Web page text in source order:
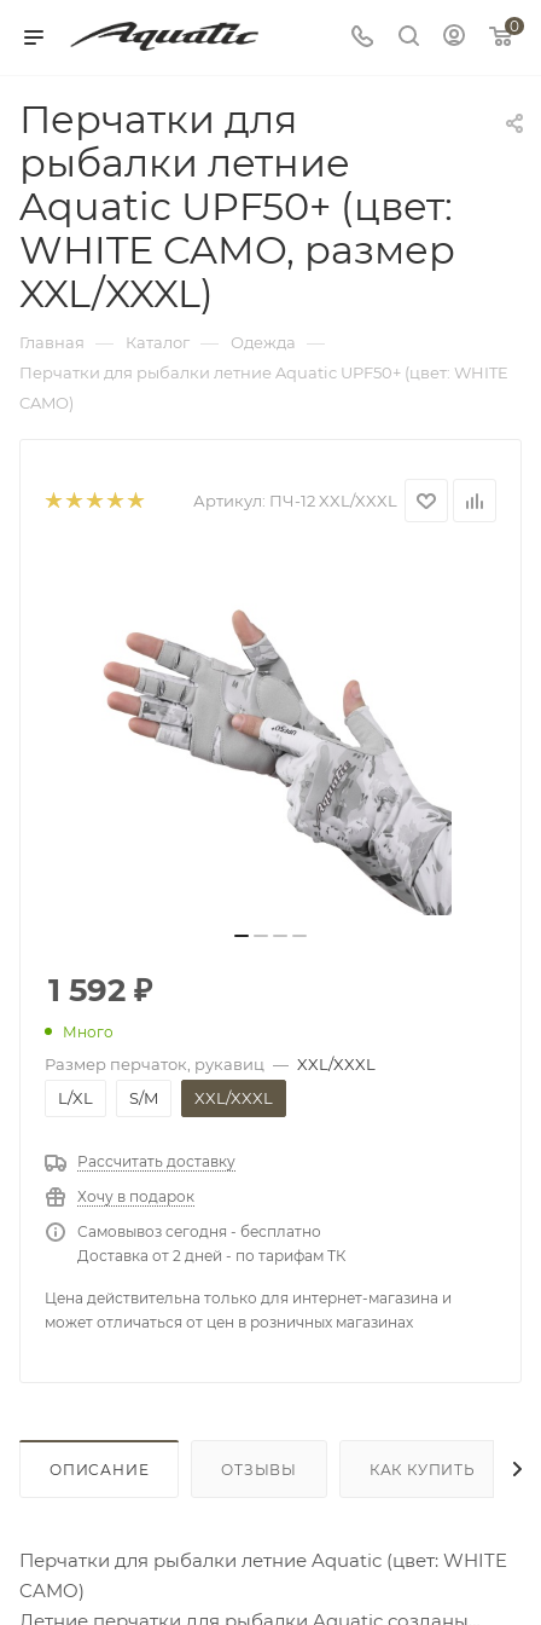
0
Перчатки для
рыбалки летние
Aquatic UPF50+ (цвет:
WHITE CAMO, размер
XXL/XXXL)
Главная — Каталог — Одежда —
Перчатки для рыбалки летние Aquatic UPF50+ (цвет: WHITE
CAMO)
Артикул: ПЧ-12 XXL/XXXL
1 592 ₽
Много
Размер перчаток, рукавиц — XXL/XXXL
L/XL
S/M XXL/XXXL
Рассчитать доставку
Хочу в подарок
Самовывоз сегодня - бесплатно
Доставка от 2 дней - по тарифам ТК
Цена действительна только для интернет-магазина и
может отличаться от цен в розничных магазинах
ОПИСАНИЕ ОТЗЫВЫ КАК КУПИТЬ
Перчатки для рыбалки летние Aquatic (цвет: WHITE
CAMO)
Летние перчатки для рыбалки Aquatic созданы